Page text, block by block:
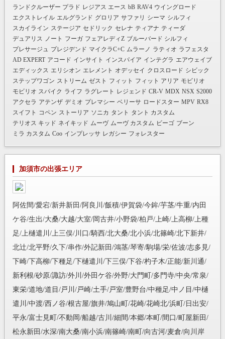
ランドクルーザー プラド レジアス エース bB RAV4 ウイングロード
エクストレイル エルグランド グロリア サファリ シーマ シルフィ
スカイライン ステージア セドリック セレナ ティアナ ティーダ
デュアリス ノート フーガ フェアレディZ ブルーバード シルフィ
プレサージュ プレジデンド マイクラC+C ムラーノ ラティオ ラフェスタ
AD EXPERT アコード インサイト インスパイア インテグラ エアウェイブ
エディックス エリシオン エレメント オデッセイ クロスロード シビック
ステップワゴン ストリーム ゼスト フィット フィット アリア モビリオ
モビリオ スパイク ライフ ラグレート レジェンド CR-V MDX NSX S2000
アクセラ アテンザ デミオ プレマシー ベリーサ ロードスター MPV RX8
スイフト コペン ストーリア ソニカ タント タント カスタム
テリオス キッド ネイキッド ムーヴ ムーヴ カスタム ビーゴ ブーン
ミラ カスタム Coo インプレッサ レガシー フォレスター
加須市の出張エリア
阿佐間/愛宕/新井新田/阿良川/飯積/伊賀袋/今鉾/芋茎/牛重/内田
ケ谷/生出/大桑/大越/大室/岡古井/小野袋/柏戸/上崎/上高柳/上種
足/上樋遣川/上三俣/川口/騎西/北大桑/北小浜/北篠崎/北下新井/
北辻/北平野/久下/串作/外記新田/鴻茎/琴寄/駒場/栄/佐波/志多見/
下崎/下高柳/下種足/下樋遣川/下三俣/下谷/杓子木/正能/新川通/
新利根/砂原/諏訪/外川/外田ケ谷/外野/大門町/多門寺/中央/常泉/
東栄/道地/道目/戸川/戸崎/土手/戸室/豊野台/中種足/中ノ目/中樋
遣川/中渡/西ノ谷/根古屋/旗井/鳩山町/花崎/花崎北/浜町/日出安/
平永/富士見町/不動岡/船越/古川/細間/本郷/本町/間口/町屋新田/
松永新田/水深/南大桑/南小浜/南篠崎/南町/向古河/麦倉/向川岸